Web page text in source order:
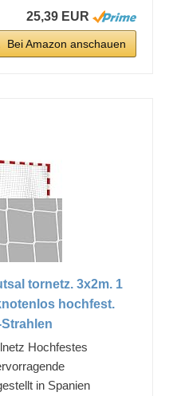
25,39 EUR
Bei Amazon anschauen
tornetz. 3x2m. 1
hochfest.
Hochfestes
in Spanien